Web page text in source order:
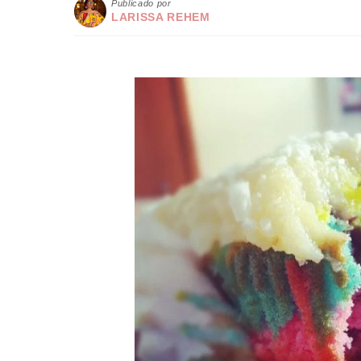
Publicado por
LARISSA REHEM